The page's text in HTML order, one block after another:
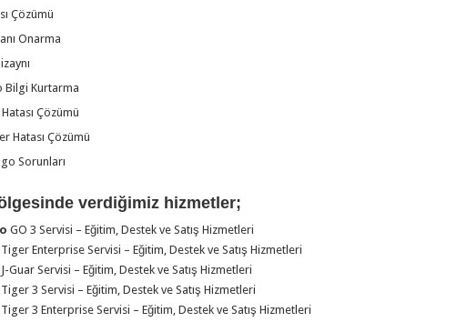
Çözümü
Onarma
Bilgi Kurtarma
Çözümü
Hatası Çözümü
Sorunları
verdiğimiz hizmetler;
GO 3 Servisi – Eğitim, Destek ve Satış Hizmetleri
Enterprise Servisi – Eğitim, Destek ve Satış Hizmetleri
Guar Servisi – Eğitim, Destek ve Satış Hizmetleri
3 Servisi – Eğitim, Destek ve Satış Hizmetleri
3 Enterprise Servisi – Eğitim, Destek ve Satış Hizmetleri